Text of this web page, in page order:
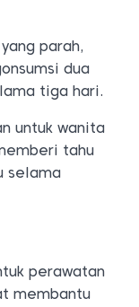
parah,
dua
tiga hari.
untuk wanita
tahu
selama
perawatan
membantu